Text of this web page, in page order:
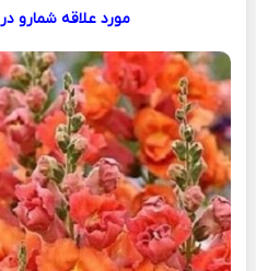
مورد علاقه شمارو